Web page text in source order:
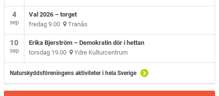
4
sep
Val 2026 – torget
fredag 9.00 Tranås
10
sep
Erika Bjerström – Demokratin dör i hettan
torsdag 19.00 Ydre Kulturcentrum
Naturskyddsföreningens aktiviteter i hela Sverige